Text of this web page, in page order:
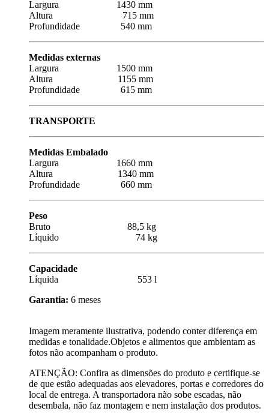
Largura 1430 mm
Altura 715 mm
Profundidade 540 mm
Medidas externas
Largura 1500 mm
Altura 1155 mm
Profundidade 615 mm
TRANSPORTE
Medidas Embalado
Largura 1660 mm
Altura 1340 mm
Profundidade 660 mm
Peso
Bruto 88,5 kg
Líquido 74 kg
Capacidade
Líquida 553 l
Garantia: 6 meses
Imagem meramente ilustrativa, podendo conter diferença em
medidas e tonalidade.Objetos e alimentos que ambientam as
fotos não acompanham o produto.
ATENÇÃO: Confira as dimensões do produto e certifique-se
de que estão adequadas aos elevadores, portas e corredores do
local de entrega. A transportadora não sobe escadas, não
desembala, não faz montagem e nem instalação dos produtos.